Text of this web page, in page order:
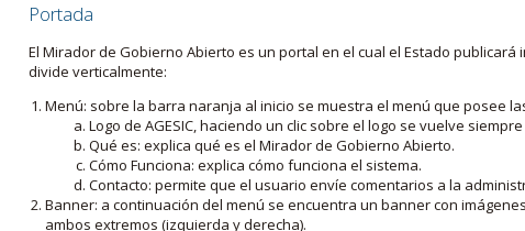
Portada
El Mirador de Gobierno Abierto es un portal en el cual el Estado
divide verticalmente:
Menú: sobre la barra naranja al inicio se muestra el menú que posee
Logo de AGESIC, haciendo un clic sobre el logo se vuelve
Qué es: explica qué es el Mirador de Gobierno Abierto.
Cómo Funciona: explica cómo funciona el sistema.
Contacto: permite que el usuario envíe comentarios a la
Banner: a continuación del menú se encuentra un banner con
ambos extremos (izquierda y derecha).